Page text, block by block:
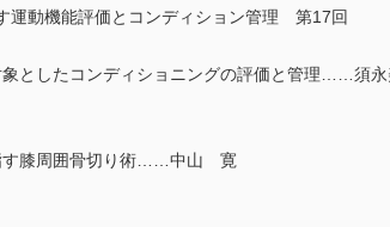
運動機能評価とコンディション管理 第17回
としたコンディショニングの評価と管理……須
す膝周囲骨切り術……中山 寛